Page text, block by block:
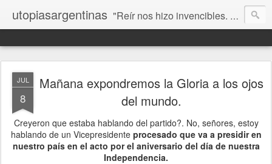
utopiasargentinas "Reír nos hizo invencibles. No como los que siempre ganan, sino como aquellos que no se rinden”. Frida Kahlo
JUL
8
Mañana expondremos la Gloria a los ojos
del mundo.
Creyeron que estaba hablando del partido?. No, señores, estoy
hablando de un Vicepresidente procesado que va a presidir en
nuestro país en el acto por el aniversario del día de nuestra
Independencia.